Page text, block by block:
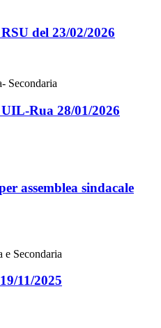
del 23/02/2026
Secondaria
UIL-Rua 28/01/2026
assemblea sindacale
Secondaria
11/2025